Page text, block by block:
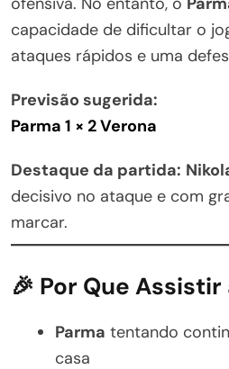
capacidade de dificultar o
ataques rápidos e uma
Previsão sugerida:
Parma 1 × 2 Verona
Destaque da partida:
decisivo no ataque e com
marcar.
🎉 Por Que Assistir
Parma tentando
casa